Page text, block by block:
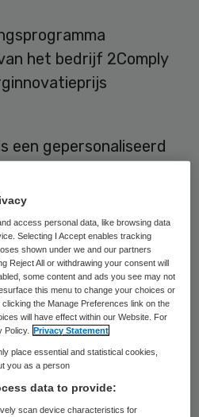
het bedrijf 2Comply
een gepersonaliseerd
patiënten bevordert
van
kennis uit de
en
een effectief
en patiënt bij het
access personal data, like browsing data
Selecting I Accept enables tracking
shown under we and our partners
Reject All or withdrawing your consent will
some content and ads you see may not
this menu to change your choices or
the Manage Preferences link on the
will have effect within our Website. For
Policy.
Privacy Statement
place essential and statistical cookies,
you as a person
data to provide:
scan device characteristics for